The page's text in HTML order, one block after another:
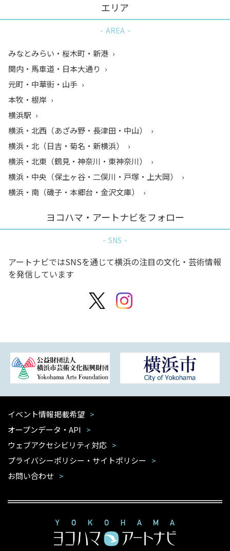
エリア
AREA
みなとみらい・桜木町・新港
関内・馬車道・日本大通り
元町・中華街・山手
本牧・根岸
横浜駅
横浜・北西（あざみ野・長津田・中山）
横浜・北（日吉・菊名・新横浜）
横浜・北東（鶴見・神奈川・東神奈川）
横浜・中央（保土ヶ谷・二俣川・戸塚・上大岡）
横浜・南（磯子・本郷台・金沢文庫）
ヨコハマ・アートナビをフォロー
SNS
アートナビではSNSを通じて横浜の注目の文化・芸術情報
を発信しています
イベント情報掲載希望
オープンデータ・API
ウェブアクセシビリティ対応
プライバシーポリシー・サイトポリシー
お問い合わせ